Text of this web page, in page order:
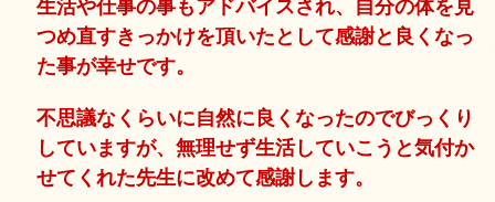
生活や仕事の事もアドバイスされ、自分の体を見
つめ直すきっかけを頂いたとして感謝と良くなっ
た事が幸せです。
不思議なくらいに自然に良くなったのでびっくり
していますが、無理せず生活していこうと気付か
せてくれた先生に改めて感謝します。